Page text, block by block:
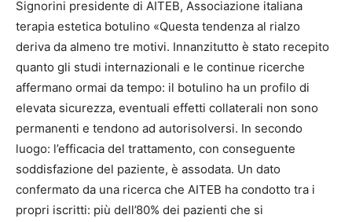
Signorini presidente di AITEB, Associazione italiana
terapia estetica botulino «Questa tendenza al rialzo
deriva da almeno tre motivi. Innanzitutto è stato recepito
quanto gli studi internazionali e le continue ricerche
affermano ormai da tempo: il botulino ha un profilo di
elevata sicurezza, eventuali effetti collaterali non sono
permanenti e tendono ad autorisolversi. In secondo
luogo: l’efficacia del trattamento, con conseguente
soddisfazione del paziente, è assodata. Un dato
confermato da una ricerca che AITEB ha condotto tra i
propri iscritti: più dell’80% dei pazienti che si